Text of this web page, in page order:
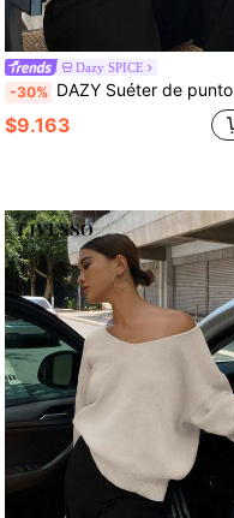
Dazy SPICE
-30% DAZY Suéter de punto de verano con cuello alto y ajustado sin mangas para mujer
$9.163